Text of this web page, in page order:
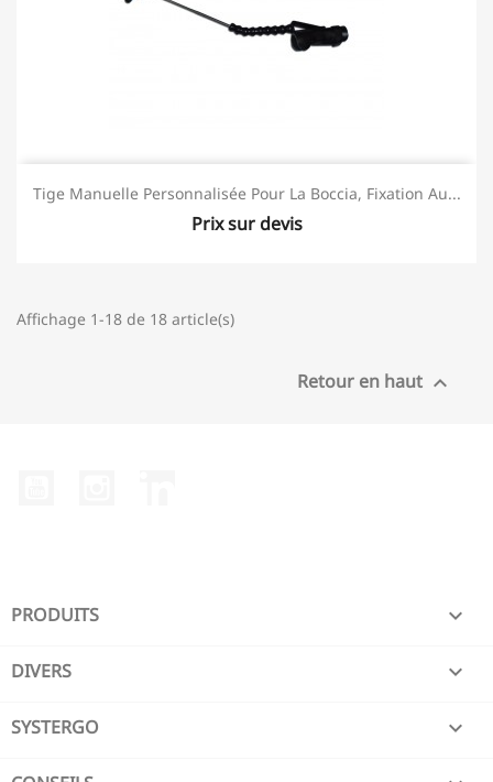
Tige Manuelle Personnalisée Pour La Boccia, Fixation Au...
Prix sur devis
Affichage 1-18 de 18 article(s)
Retour en haut 
PRODUITS 
DIVERS 
SYSTERGO 